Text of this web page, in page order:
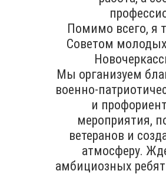
Помимо всего, я
Советом
Мы организуем
военно-
и
мероприятия,
ветеранов и
атмосферу.
амбициозных